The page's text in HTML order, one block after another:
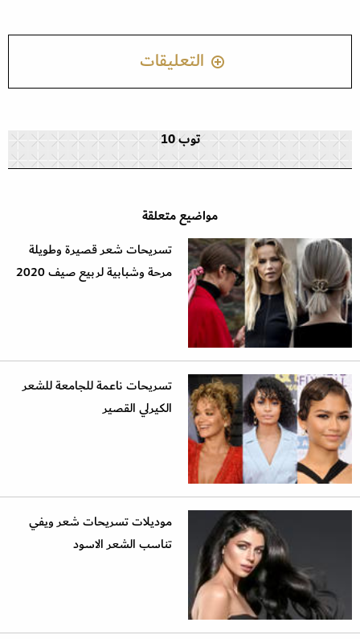
التعليقات
توب 10
مواضيع متعلقة
تسريحات شعر قصيرة وطويلة
مرحة وشبابية لربيع صيف 2020
تسريحات ناعمة للجامعة للشعر
الكيرلي القصير
موديلات تسريحات شعر ويفي
تناسب الشعر الاسود